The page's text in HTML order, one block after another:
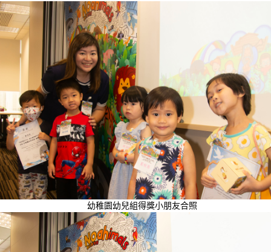
幼稚園幼兒組得獎小朋友合照